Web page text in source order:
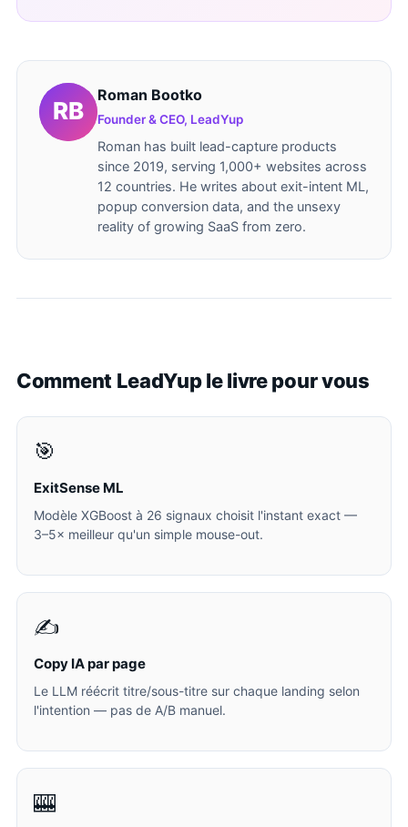
Roman Bootko
Founder & CEO, LeadYup
Roman has built lead-capture products
since 2019, serving 1,000+ websites across
12 countries. He writes about exit-intent ML,
popup conversion data, and the unsexy
reality of growing SaaS from zero.
Comment LeadYup le livre pour vous
🎯
ExitSense ML
Modèle XGBoost à 26 signaux choisit l'instant exact —
3–5× meilleur qu'un simple mouse-out.
✍️
Copy IA par page
Le LLM réécrit titre/sous-titre sur chaque landing selon
l'intention — pas de A/B manuel.
🎰